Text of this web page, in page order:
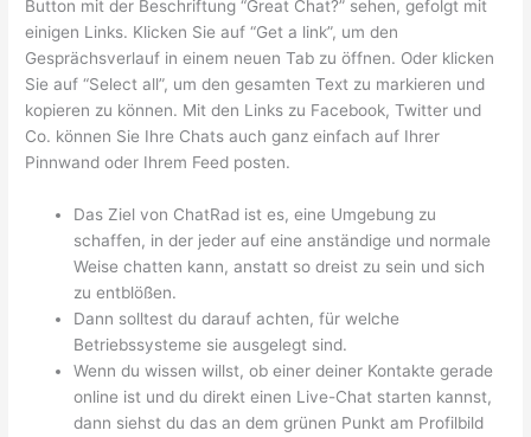
Button mit der Beschriftung “Great Chat?” sehen, gefolgt mit
einigen Links. Klicken Sie auf “Get a link”, um den
Gesprächsverlauf in einem neuen Tab zu öffnen. Oder klicken
Sie auf “Select all”, um den gesamten Text zu markieren und
kopieren zu können. Mit den Links zu Facebook, Twitter und
Co. können Sie Ihre Chats auch ganz einfach auf Ihrer
Pinnwand oder Ihrem Feed posten.
Das Ziel von ChatRad ist es, eine Umgebung zu
schaffen, in der jeder auf eine anständige und normale
Weise chatten kann, anstatt so dreist zu sein und sich
zu entblößen.
Dann solltest du darauf achten, für welche
Betriebssysteme sie ausgelegt sind.
Wenn du wissen willst, ob einer deiner Kontakte gerade
online ist und du direkt einen Live-Chat starten kannst,
dann siehst du das an dem grünen Punkt am Profilbild